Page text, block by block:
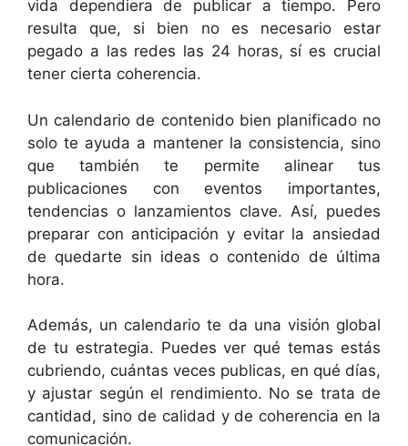
vida dependiera de publicar a tiempo. Pero
resulta que, si bien no es necesario estar
pegado a las redes las 24 horas, sí es crucial
tener cierta coherencia.
Un calendario de contenido bien planificado no
solo te ayuda a mantener la consistencia, sino
que también te permite alinear tus
publicaciones con eventos importantes,
tendencias o lanzamientos clave. Así, puedes
preparar con anticipación y evitar la ansiedad
de quedarte sin ideas o contenido de última
hora.
Además, un calendario te da una visión global
de tu estrategia. Puedes ver qué temas estás
cubriendo, cuántas veces publicas, en qué días,
y ajustar según el rendimiento. No se trata de
cantidad, sino de calidad y de coherencia en la
comunicación.